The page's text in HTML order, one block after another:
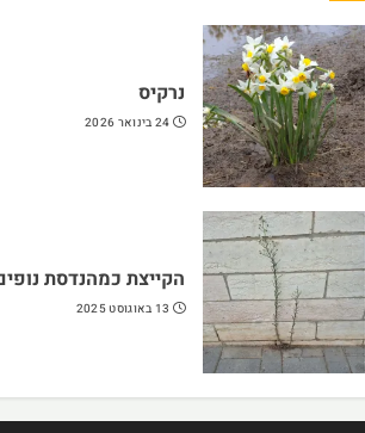
נרקיס
24 בינואר 2026
הקייצת כמהנדסת
13 באוגוסט 2025